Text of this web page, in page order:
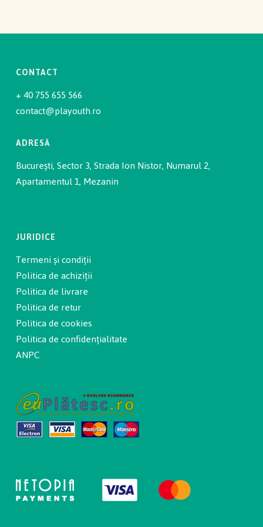
CONTACT
+ 40 755 655 566
contact@playouth.ro
ADRESĂ
București, Sector 3, Strada Ion Nistor, Numarul 2,
Apartamentul 1, Mezanin
JURIDICE
Termeni și condiții
Politica de achiziții
Politica de livrare
Politica de retur
Politica de cookies
Politica de confidențialitate
ANPC